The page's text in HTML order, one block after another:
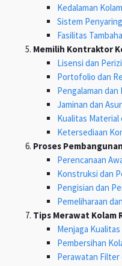
Kedalaman Kolam
Sistem
Fasilitas
Memilih Kontraktor
Lisensi dan
Portofolio dan
Pengalaman dan
Jaminan dan
Kualitas Material
Ketersediaan
Proses
Perencanaan
Konstruksi dan
Pengisian dan
Pemeliharaan
Tips Merawat Kolam
Menjaga Kualitas
Pembersihan
Perawatan Filter